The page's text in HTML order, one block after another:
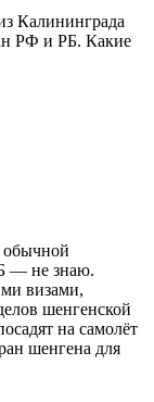
Калининграда
РФ и РБ. Какие
обычной
— не знаю.
визами,
шенгенской
на самолёт
шенгена для